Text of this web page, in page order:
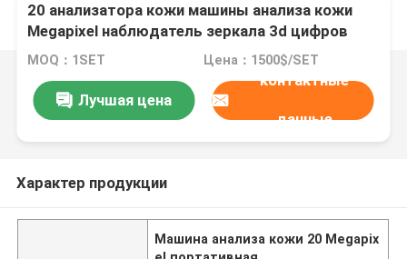
20 анализатора кожи машины анализа кожи
Megapixel наблюдатель зеркала 3d цифров
портативного волшебный
MOQ：1SET Цена：1500$/SET
Лучшая цена
контактные
данные
Характер продукции
Машина анализа кожи 20 Megapix